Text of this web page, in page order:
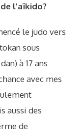
l’aïkido?
le judo vers
sous
à 17 ans
avec mes
aussi des
de